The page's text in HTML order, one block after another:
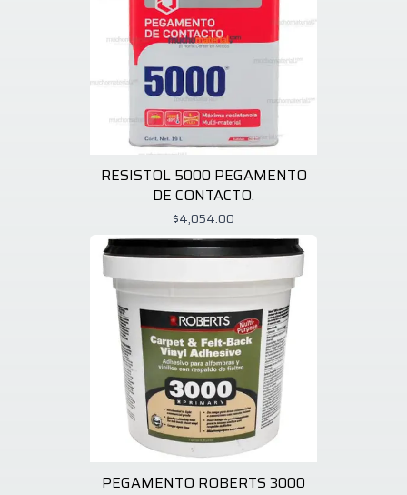
RESISTOL 5000 PEGAMENTO
DE CONTACTO.
$4,054.00
PEGAMENTO ROBERTS 3000